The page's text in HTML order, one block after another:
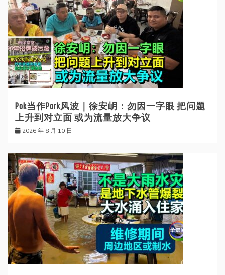
Pok当作Pork风波｜徐安岄：勿因一字眼 把问题
上升到对立面 或为流量放大争议
2026 年 8 月 10 日